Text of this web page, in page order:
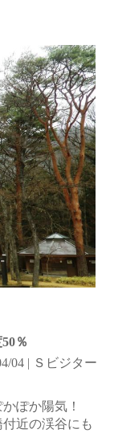
％
04 | Ｓビジター
ぽか陽気！
近の渓谷にも